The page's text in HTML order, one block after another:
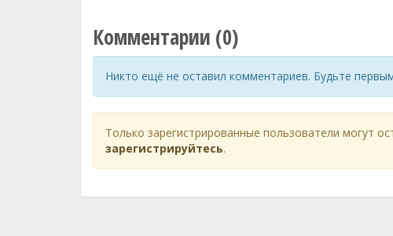
Комментарии (0)
Никто ещё не оставил комментариев. Будьте
Только зарегистрированные пользователи могут
зарегистрируйтесь.